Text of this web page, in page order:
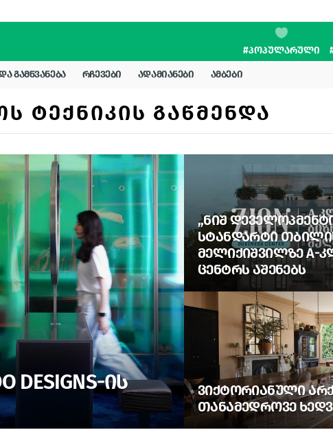
#ᲞᲝᲞᲣᲚᲐᲠᲣᲚᲘ
ᲒᲐᲛᲬᲕᲐᲜᲔᲑᲐ ᲠᲩᲔᲕᲔᲑᲘ ᲐᲓᲐᲛᲘᲐᲜᲔᲑᲘ ᲐᲛᲑᲔᲑᲘ
ᲢᲔᲥᲜᲘᲙᲘᲡ ᲒᲐᲬᲛᲔᲜᲓᲐ
ᲘᲡ
„ᲜᲘᲨ
ᲡᲢᲐᲜᲓᲐᲠᲢᲘ
ᲛᲔᲚᲘᲥᲘᲨᲕᲘᲚᲖᲔ A-
ᲪᲔᲜᲢᲠᲡ ᲐᲨᲔᲜᲔᲑᲡ
ᲕᲘᲥᲢᲝᲠᲘᲐᲜᲣᲚᲘ
ᲗᲐᲜᲐᲛᲔᲓᲠᲝᲕᲔ